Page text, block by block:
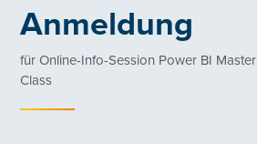
Anmeldung
für Online-Info-Session Power BI Master
Class